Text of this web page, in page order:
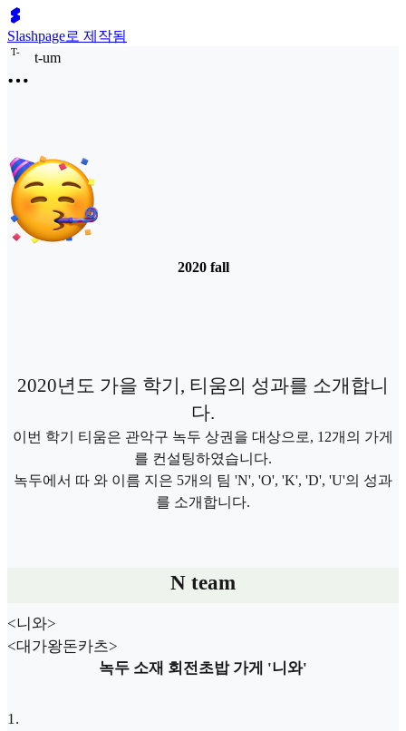
Slashpage로 제작됨
T- t-um
2020 fall
2020년도 가을 학기, 티움의 성과를 소개합니
다.
이번 학기 티움은 관악구 녹두 상권을 대상으로, 12개의 가게
를 컨설팅하였습니다.
녹두에서 따 와 이름 지은 5개의 팀 'N', 'O', 'K', 'D', 'U'의 성과
를 소개합니다.
N team
<니와>
<대가왕돈카츠>
녹두 소재 회전초밥 가게 '니와'
1 .